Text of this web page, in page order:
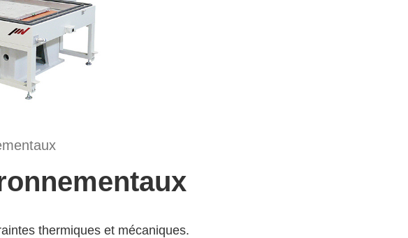
thermiques et mécaniques.